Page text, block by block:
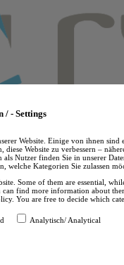
/ - Settings
Website. Einige von ihnen sind
diese Website zu verbessern –
Nutzer finden Sie in unserer
welche Kategorien Sie zulassen
Some of them are essential,
can find more information about
You are free to decide which
Analytisch/ Analytical